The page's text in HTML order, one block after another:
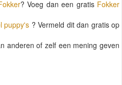
? Voeg dan een gratis Fokker
puppy's ? Vermeld dit dan gratis op
anderen of zelf een mening geven